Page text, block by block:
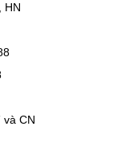
HN
CN